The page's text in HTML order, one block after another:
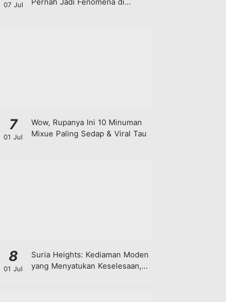
07 Jul
7
01 Jul
Wow, Rupanya Ini 10 Minuman
Mixue Paling Sedap & Viral Tau
8
01 Jul
Suria Heights: Kediaman Moden
yang Menyatukan Keselesaan,